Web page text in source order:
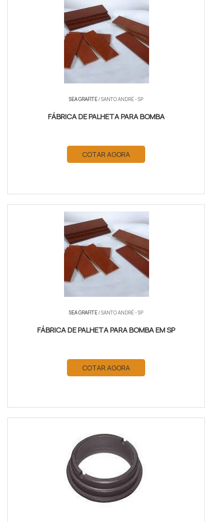
SEA GRAFITE/ SANTO ANDRÉ - SP
FÁBRICA DE PALHETA PARA BOMBA
COTAR AGORA
SEA GRAFITE/ SANTO ANDRÉ - SP
FÁBRICA DE PALHETA PARA BOMBA EM SP
COTAR AGORA